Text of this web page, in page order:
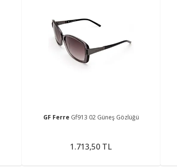
GF Ferre Gf913 02 Güneş Gözlüğü
1.713,50 TL